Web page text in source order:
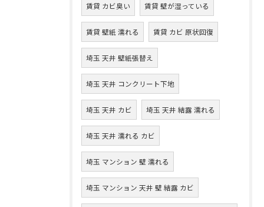
賃貸 カビ臭い 賃貸 壁が湿っている
賃貸 壁紙 濡れる 賃貸 カビ 原状回復
埼玉 天井 壁紙張替え
埼玉 天井 コンクリート下地
埼玉 天井 カビ 埼玉 天井 結露 濡れる
埼玉 天井 濡れる カビ
埼玉 マンション 壁 濡れる
埼玉 マンション 天井 壁 結露 カビ